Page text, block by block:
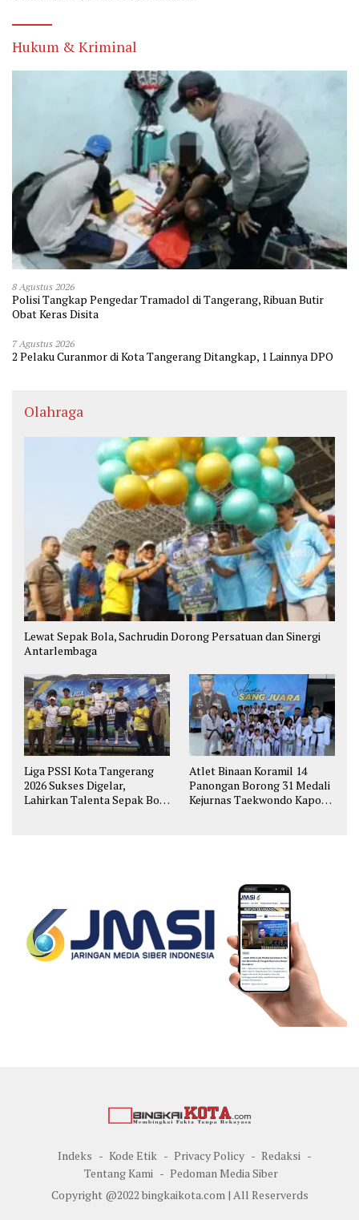
Hukum & Kriminal
8 Agustus 2026
Polisi Tangkap Pengedar Tramadol di Tangerang, Ribuan Butir
Obat Keras Disita
7 Agustus 2026
2 Pelaku Curanmor di Kota Tangerang Ditangkap, 1 Lainnya DPO
Olahraga
Lewat Sepak Bola, Sachrudin Dorong Persatuan dan Sinergi
Antarlembaga
Liga PSSI Kota Tangerang
2026 Sukses Digelar,
Lahirkan Talenta Sepak Bola
Atlet Binaan Koramil 14
Panongan Borong 31 Medali
Kejurnas Taekwondo Kapolri
Indeks Kode Etik Privacy Policy
Redaksi
Tentang Kami
Pedoman Media Siber
Copyright @2022 bingkaikota.com | All Reserverds